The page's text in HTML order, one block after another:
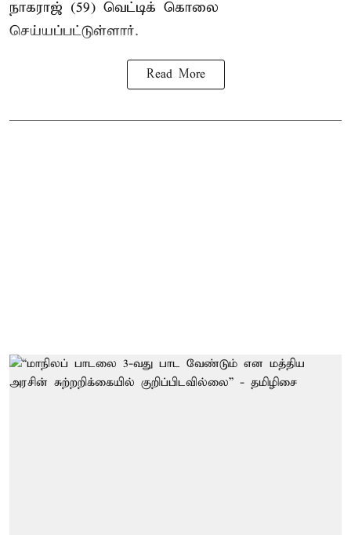
நாகராஜ் (59) வெட்டிக் கொலை
செய்யப்பட்டுள்ளார்.
Read More